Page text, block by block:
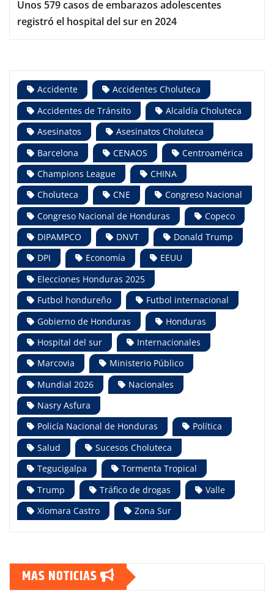
Unos 579 casos de embarazos adolescentes
registró el hospital del sur en 2024
Accidente
Accidentes Choluteca
Accidentes de Tránsito
Alcaldía Choluteca
Asesinatos
Asesinatos Choluteca
Barcelona
CENAOS
Centroamérica
Champions League
CHINA
Choluteca
CNE
Congreso Nacional
Congreso Nacional de Honduras
Copeco
DIPAMPCO
DNVT
Donald Trump
DPI
Economía
EEUU
Elecciones Honduras 2025
Futbol hondureño
Futbol internacional
Gobierno de Honduras
Honduras
Hospital del sur
Internacionales
Marcovia
Ministerio Público
Mundial 2026
Nacionales
Nasry Asfura
Policía Nacional de Honduras
Política
Salud
Sucesos Choluteca
Tegucigalpa
Tormenta Tropical
Trump
Tráfico de drogas
Valle
Xiomara Castro
Zona Sur
MAS NOTICIAS